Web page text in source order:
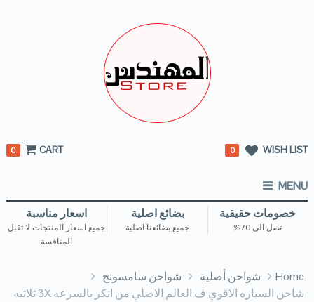
WISH LIST
0
CART
0
MENU
خصومات حقيقية
تصل الى 70%
بضائع اصلية
جميع بضائعنا اصلية
اسعار مناسبة
جميع اسعار المنتجات لا تقبل
المنافسة
Home شواحن أصلية
شواحن سامسونج
شاحن السياره الاقوي ف العالم الاصلي من انكر بالسرعه 3X ثلاثيه